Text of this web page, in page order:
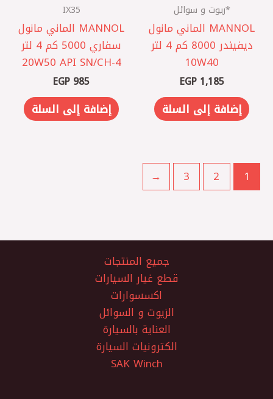
*زيوت و سوائل
MANNOL الماني مانول
ديفيندر 8000 كم 4 لتر
10W40
EGP1,185
إضافة إلى السلة
IX35
‏MANNOL الماني مانول
سفاري 5000 كم 4 لتر
20W50 API SN/CH-4
EGP 985
إضافة إلى السلة
1
2
3
←
جميع المنتجات
قطع غيار السيارات
اكسسوارات
الزيوت و السوائل
العناية بالسيارة
الكترونيات السيارة
SAK Winch